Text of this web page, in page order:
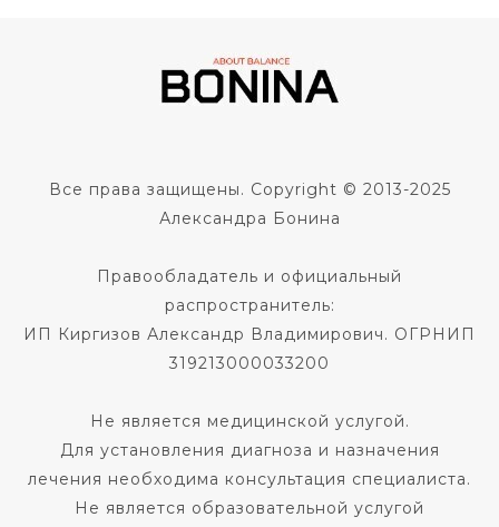
Все права защищены. Copyright © 2013-2025
Александра Бонина
Правообладатель и официальный
распространитель:
ИП Киргизов Александр Владимирович. ОГРНИП
319213000033200
Не является медицинской услугой.
Для установления диагноза и назначения
лечения необходима консультация специалиста.
Не является образовательной услугой